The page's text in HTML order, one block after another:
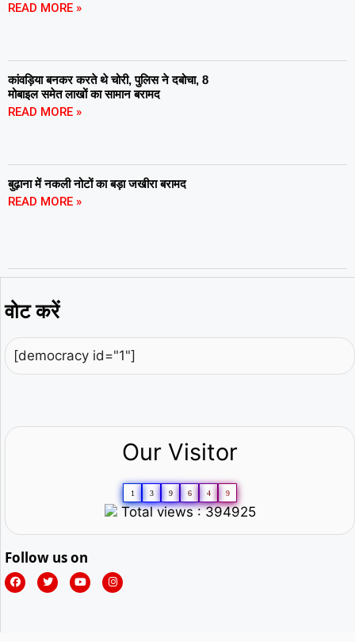
READ MORE »
कांवड़िया बनकर करते थे चोरी, पुलिस ने दबोचा, 8
मोबाइल समेत लाखों का सामान बरामद
READ MORE »
बुढ़ाना में नकली नोटों का बड़ा जखीरा बरामद
READ MORE »
वोट करें
[democracy id="1"]
Our Visitor
1 3 9 6 4 9
Total views : 394925
Follow us on